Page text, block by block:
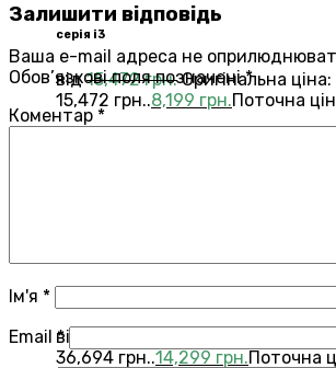
серія i3
від15,472грн. Оригінальна ціна:
15,472 грн..8,199 грн.Поточна
від
36,694 грн..14,299 грн.Поточна
Залишити відповідь
Ваша e-mail адреса не
Обов’язкові поля позначені*
Коментар *
Ім'я *
Email *